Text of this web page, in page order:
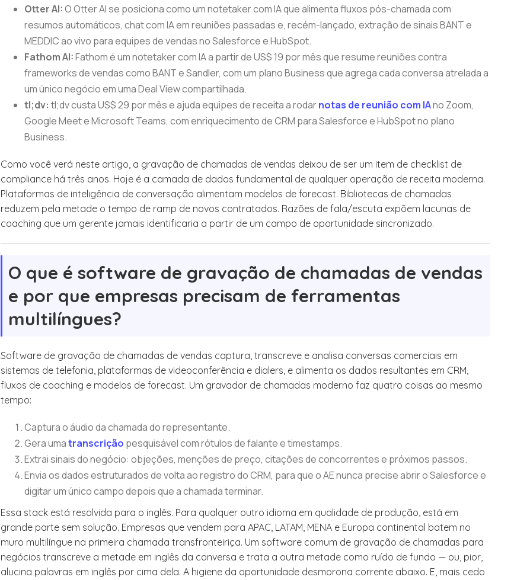
Otter AI:O Otter AI se posiciona como um notetaker com IA que alimenta fluxos pós-chamada com
resumos automáticos, chat com IA em reuniões passadas e, recém-lançado, extração de sinais BANT e
MEDDIC ao vivo para equipes de vendas no Salesforce e HubSpot.
Fathom AI:Fathom é um notetaker com IA a partir de US$ 19 por mês que resume reuniões contra
frameworks de vendas como BANT e Sandler, com um plano Business que agrega cada conversa atrelada a
um único negócio em uma Deal View compartilhada.
tl;dv: tl;dv custa US$ 29 por mês e ajuda equipes de receita a rodarnotas de reunião com IAno Zoom,
Google Meet e Microsoft Teams, com enriquecimento de CRM para Salesforce e HubSpot no plano
Business.
Como você verá neste artigo, a gravação de chamadas de vendas deixou de ser um item de checklist de
compliance há três anos. Hoje é a camada de dados fundamental de qualquer operação de receita moderna.
Plataformas de inteligência de conversação alimentam modelos de forecast. Bibliotecas de chamadas
reduzem pela metade o tempo de ramp de novos contratados. Razões de fala/escuta expõem lacunas de
coaching que um gerente jamais identificaria a partir de um campo de oportunidade sincronizado.
O que é software de gravação de chamadas de vendas
e por que empresas precisam de ferramentas
multilíngues?
Software de gravação de chamadas de vendas captura, transcreve e analisa conversas comerciais em
sistemas de telefonia, plataformas de videoconferência e dialers, e alimenta os dados resultantes em CRM,
fluxos de coaching e modelos de forecast. Um gravador de chamadas moderno faz quatro coisas ao mesmo
tempo:
Captura o áudio da chamada do representante.
Gera umatranscrição pesquisável com rótulos de falante e timestamps.
Extrai sinais do negócio: objeções, menções de preço, citações de concorrentes e próximos passos.
Envia os dados estruturados de volta ao registro do CRM, para que o AE nunca precise abrir o Salesforce e
digitar um único campo depois que a chamada terminar.
Essa stack está resolvida para o inglês. Para qualquer outro idioma em qualidade de produção, está em
grande parte sem solução. Empresas que vendem para APAC, LATAM, MENA e Europa continental batem no
muro multilíngue na primeira chamada transfronteiriça. Um software comum de gravação de chamadas para
negócios transcreve a metade em inglês da conversa e trata a outra metade como ruído de fundo — ou, pior,
alucina palavras em inglês por cima dela. A higiene da oportunidade desmorona corrente abaixo. E, mais cedo